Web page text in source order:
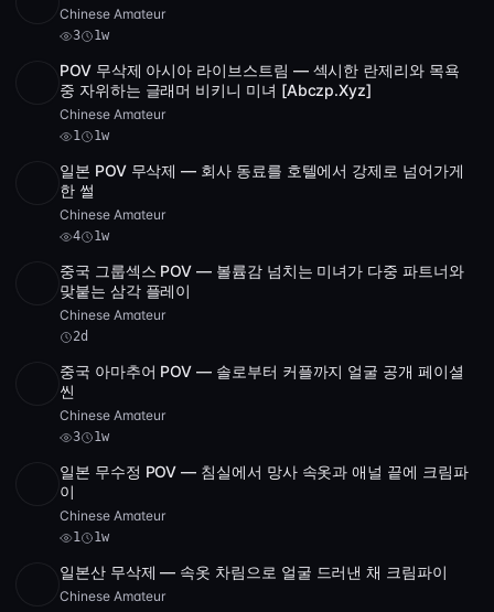
Chinese Amateur
3 1w
5 videos 5:08
POV 무삭제 아시아 라이브스트림 — 섹시한 란제리와 목욕
중 자위하는 글래머 비키니 미녀 [Abczp.Xyz]
Chinese Amateur
1 1w
일본 POV 무삭제 — 회사 동료를 호텔에서 강제로 넘어가게
한 썰
Chinese Amateur
4 1w
중국 그룹섹스 POV — 볼륨감 넘치는 미녀가 다중 파트너와
맞붙는 삼각 플레이
Chinese Amateur
2d
POST
중국 아마추어 POV — 솔로부터 커플까지 얼굴 공개 페이셜
씬
Chinese Amateur
3 1w
일본 무수정 POV — 침실에서 망사 속옷과 애널 끝에 크림파
이
Chinese Amateur
1 1w
일본산 무삭제 — 속옷 차림으로 얼굴 드러낸 채 크림파이
Chinese Amateur